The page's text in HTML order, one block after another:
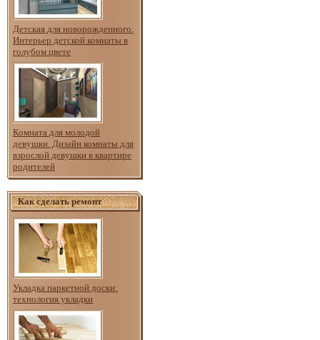
Детская для новорожденного.
Интерьер детской комнаты в
голубом цвете
Комната для молодой
девушки. Дизайн комнаты для
взрослой девушки в квартире
родителей
Как сделать ремонт
Укладка паркетной доски:
технология укладки